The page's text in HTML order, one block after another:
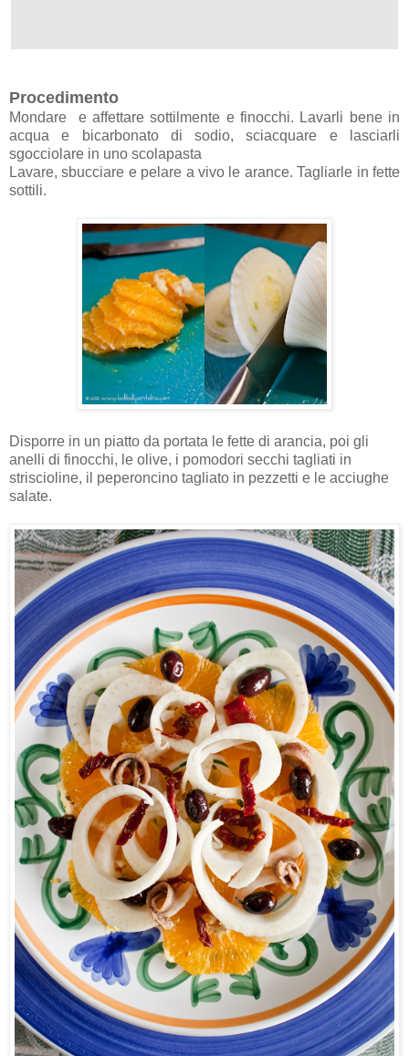
Procedimento
Mondare e affettare sottilmente e finocchi. Lavarli bene in
acqua e bicarbonato di sodio, sciacquare e lasciarli
sgocciolare in uno scolapasta
Lavare, sbucciare e pelare a vivo le arance. Tagliarle in fette
sottili.
Disporre in un piatto da portata le fette di arancia, poi gli
anelli di finocchi, le olive, i pomodori secchi tagliati in
striscioline, il peperoncino tagliato in pezzetti e le acciughe
salate.